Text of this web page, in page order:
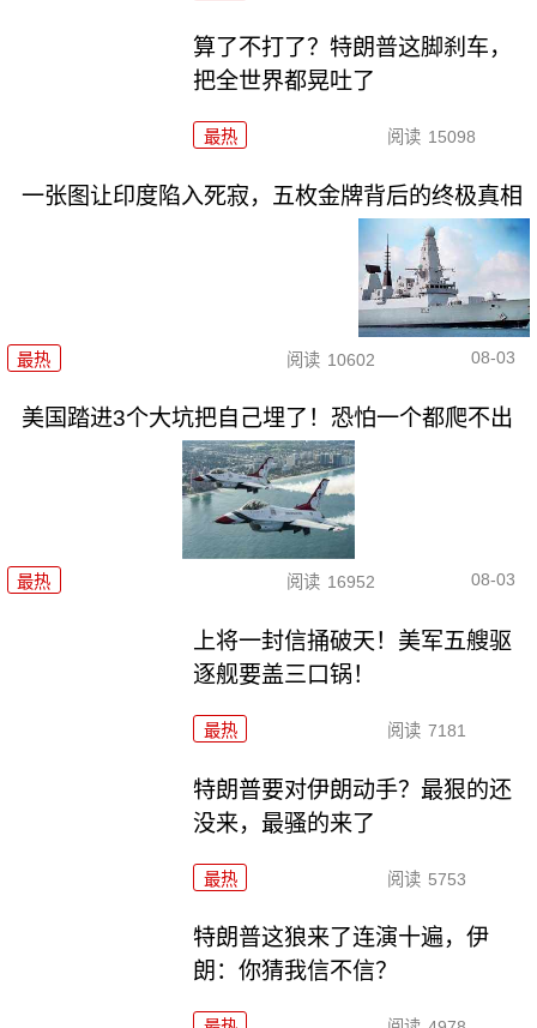
算了不打了？特朗普这脚刹车，
把全世界都晃吐了
最热 阅读 15098
一张图让印度陷入死寂，五枚金牌背后的终极真相
最热 阅读 10602 08-03
美国踏进3个大坑把自己埋了！恐怕一个都爬不出
最热 阅读 16952 08-03
上将一封信捅破天！美军五艘驱
逐舰要盖三口锅！
最热 阅读 7181
特朗普要对伊朗动手？最狠的还
没来，最骚的来了
最热 阅读 5753
特朗普这狼来了连演十遍，伊
朗：你猜我信不信？